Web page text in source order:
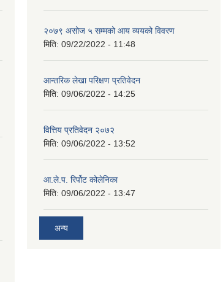
२०७९ असोज ५ सम्मको आय व्ययको विवरण
मिति: 09/22/2022 - 11:48
आन्तरिक लेखा परिक्षण प्रतिवेदन
मिति: 09/06/2022 - 14:25
वित्तिय प्रतिवेदन २०७२
मिति: 09/06/2022 - 13:52
आ.ले.प. रिर्पोट कोलेनिका
मिति: 09/06/2022 - 13:47
अन्य